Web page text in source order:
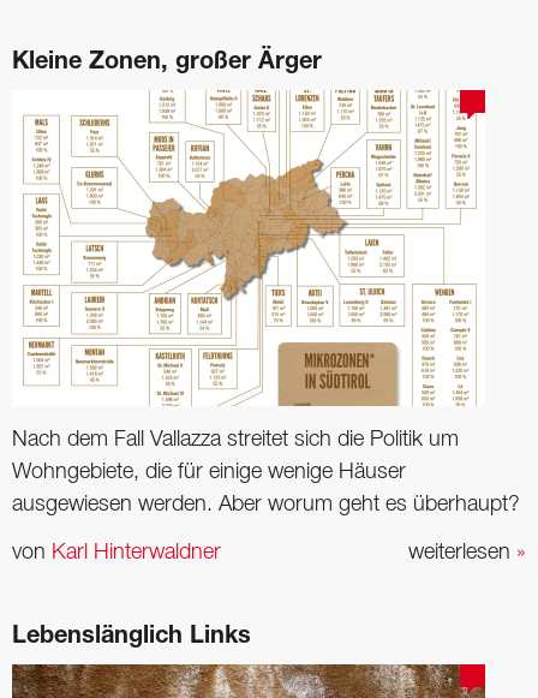
Kleine Zonen, großer Ärger
Nach dem Fall Vallazza streitet sich die Politik um
Wohngebiete, die für einige wenige Häuser
ausgewiesen werden. Aber worum geht es überhaupt?
weiterlesen »
von Karl Hinterwaldner
Lebenslänglich Links